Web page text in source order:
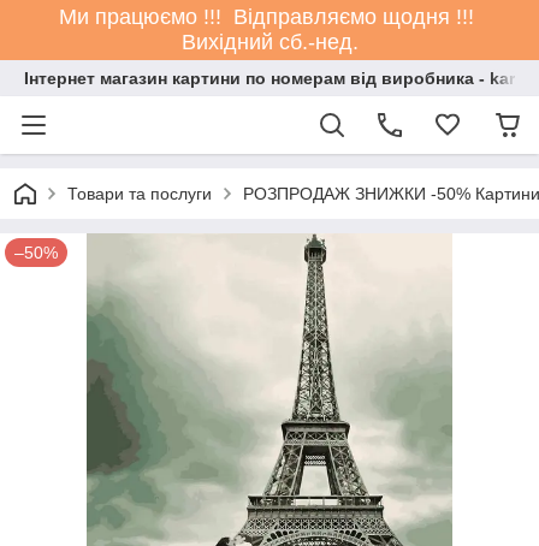
Ми працюємо !!! Відправляємо щодня !!!
Вихідний сб.-нед.
Інтернет магазин картини по номерам від виробника -
Товари та послуги РОЗПРОДАЖ ЗНИЖКИ -50%
–50%